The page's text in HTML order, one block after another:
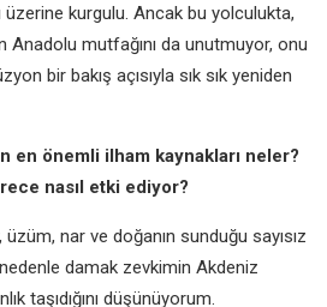
kurgulu. Ancak bu yolculukta,
Anadolu mutfağını da unutmuyor, onu
bir bakış açısıyla sık sık yeniden
en önemli ilham kaynakları neler?
nasıl etki ediyor?
nar ve doğanın sunduğu sayısız
damak zevkimin Akdeniz
taşıdığını düşünüyorum.